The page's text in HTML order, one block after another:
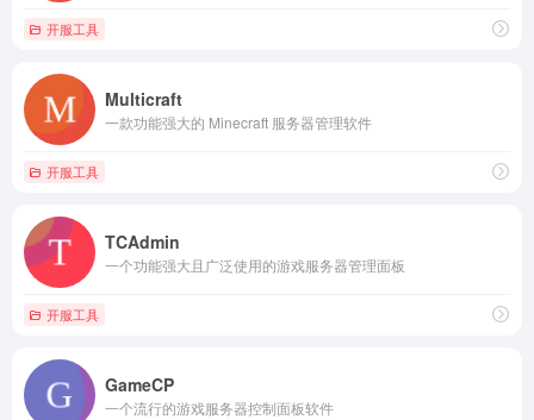
开服工具
Multicraft
一款功能强大的 Minecraft 服务器管理软件
开服工具
TCAdmin
一个功能强大且广泛使用的游戏服务器管理面板
开服工具
GameCP
一个流行的游戏服务器控制面板软件